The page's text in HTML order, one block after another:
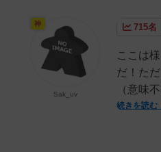
715名
ここは
だ！た
（意味
続きを読む
神
Sak_uv